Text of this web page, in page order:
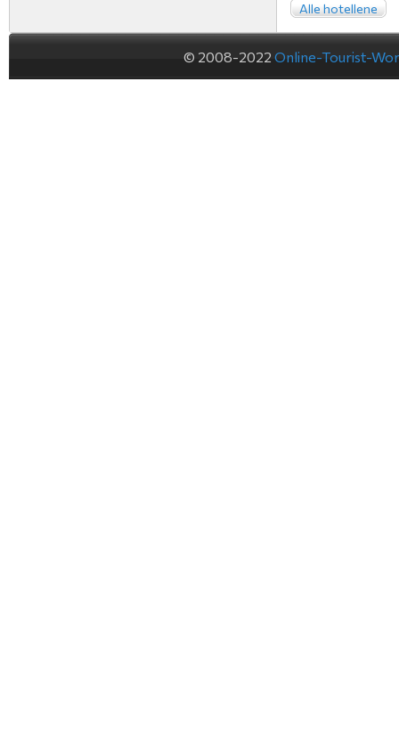
Alle hotellene
© 2008-2022 Online-Tourist-